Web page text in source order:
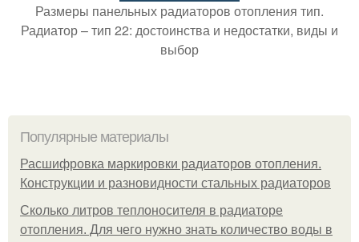
Размеры панельных радиаторов отопления тип.
Радиатор – тип 22: достоинства и недостатки, виды и
выбор
Популярные материалы
Расшифровка маркировки радиаторов отопления.
Конструкции и разновидности стальных радиаторов
Сколько литров теплоносителя в радиаторе
отопления. Для чего нужно знать количество воды в